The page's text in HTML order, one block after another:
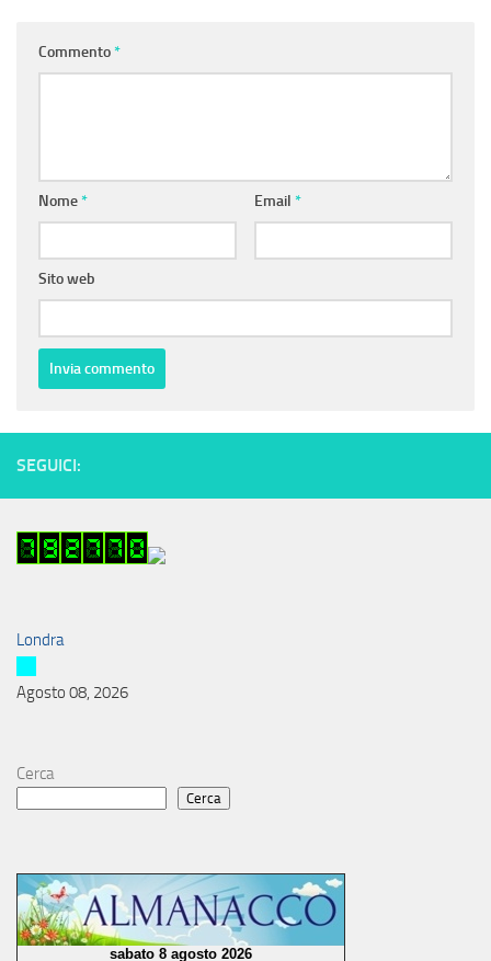
Commento*
Nome* Email *
Sito web
SEGUICI:
Londra
Agosto 08, 2026
Cerca
Cerca